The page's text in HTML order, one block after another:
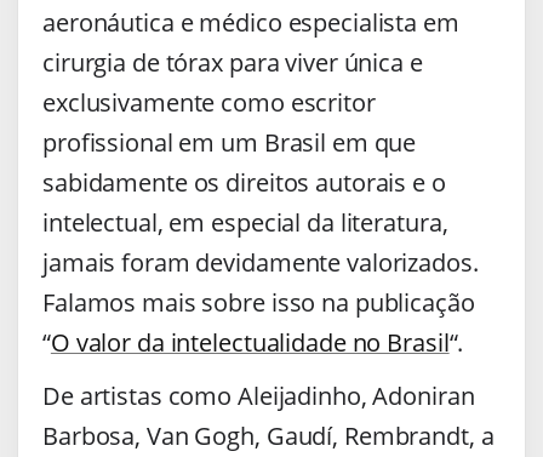
aeronáutica e médico especialista em
cirurgia de tórax para viver única e
exclusivamente como escritor
profissional em um Brasil em que
sabidamente os direitos autorais e o
intelectual, em especial da literatura,
jamais foram devidamente valorizados.
Falamos mais sobre isso na publicação
“O valor da intelectualidade no Brasil“.
De artistas como Aleijadinho, Adoniran
Barbosa, Van Gogh, Gaudí, Rembrandt, a